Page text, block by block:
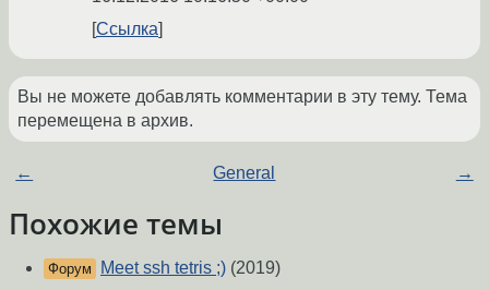
Ссылка
Вы не можете добавлять комментарии в эту тему. Тема
перемещена в архив.
← General →
Похожие темы
Форум Meet ssh tetris ;) (2019)